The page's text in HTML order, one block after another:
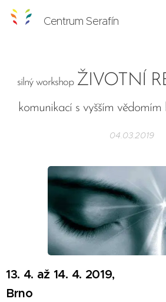
Centrum Serafín
silný workshop ŽIVOTNÍ
komunikací s vyšším vědomím
04.03.2019
13. 4. až 14. 4. 2019,
Brno